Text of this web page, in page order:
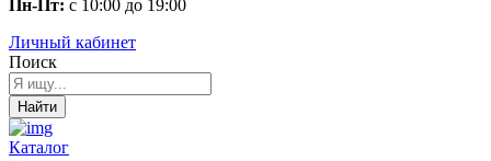
Пн-Пт: с 10:00 до 19:00
Личный кабинет
Поиск
Найти
Каталог